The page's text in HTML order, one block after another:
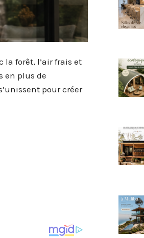
la forêt, l’air frais et
en plus de
pour créer